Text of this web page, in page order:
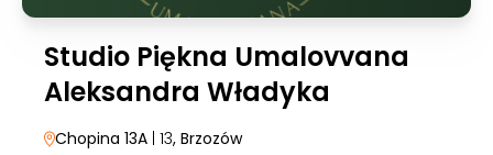
Studio Piękna Umalovvana
Aleksandra Władyka
Chopina 13A | 13, Brzozów